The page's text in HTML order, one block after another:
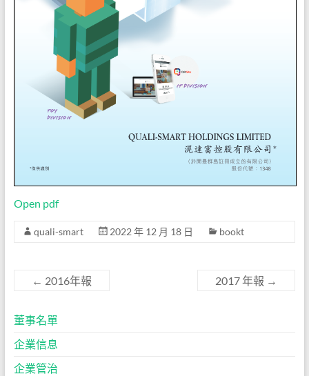
Open pdf
quali-smart 2022 年 12 月 18 日 bookt
← 2016年報 2017 年報 →
董事名單
企業信息
企業管治